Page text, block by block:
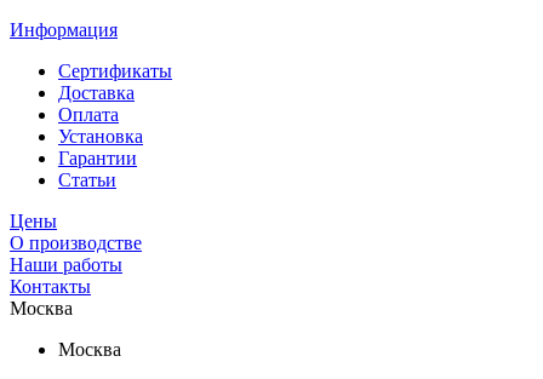
Информация
Сертификаты
Доставка
Оплата
Установка
Гарантии
Статьи
Цены
О производстве
Наши работы
Контакты
Москва
Москва